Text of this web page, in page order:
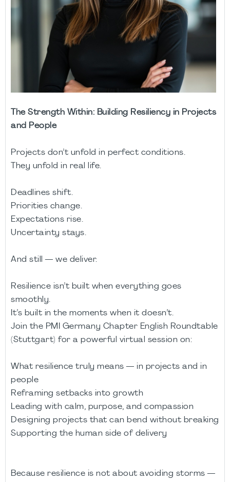
The Strength Within: Building Resiliency in Projects
and People
Projects don’t unfold in perfect conditions.
They unfold in real life.
Deadlines shift.
Priorities change.
Expectations rise.
Uncertainty stays.
And still — we deliver.
Resilience isn’t built when everything goes
smoothly.
It’s built in the moments when it doesn’t.
Join the PMI Germany Chapter English Roundtable
(Stuttgart) for a powerful virtual session on:
What resilience truly means — in projects and in
people
Reframing setbacks into growth
Leading with calm, purpose, and compassion
Designing projects that can bend without breaking
Supporting the human side of delivery
Because resilience is not about avoiding storms —